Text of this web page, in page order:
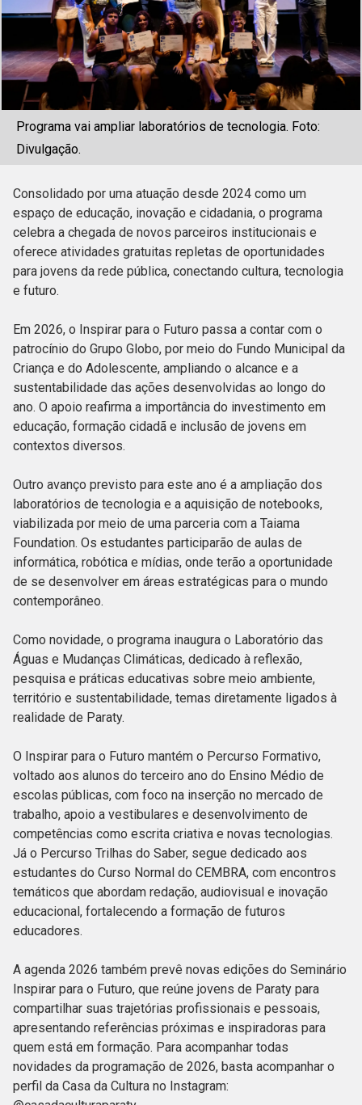
Programa vai ampliar laboratórios de tecnologia. Foto:
Divulgação.
Consolidado por uma atuação desde 2024 como um
espaço de educação, inovação e cidadania, o programa
celebra a chegada de novos parceiros institucionais e
oferece atividades gratuitas repletas de oportunidades
para jovens da rede pública, conectando cultura, tecnologia
e futuro.
Em 2026, o Inspirar para o Futuro passa a contar com o
patrocínio do Grupo Globo, por meio do Fundo Municipal da
Criança e do Adolescente, ampliando o alcance e a
sustentabilidade das ações desenvolvidas ao longo do
ano. O apoio reafirma a importância do investimento em
educação, formação cidadã e inclusão de jovens em
contextos diversos.
Outro avanço previsto para este ano é a ampliação dos
laboratórios de tecnologia e a aquisição de notebooks,
viabilizada por meio de uma parceria com a Taiama
Foundation. Os estudantes participarão de aulas de
informática, robótica e mídias, onde terão a oportunidade
de se desenvolver em áreas estratégicas para o mundo
contemporâneo.
Como novidade, o programa inaugura o Laboratório das
Águas e Mudanças Climáticas, dedicado à reflexão,
pesquisa e práticas educativas sobre meio ambiente,
território e sustentabilidade, temas diretamente ligados à
realidade de Paraty.
O Inspirar para o Futuro mantém o Percurso Formativo,
voltado aos alunos do terceiro ano do Ensino Médio de
escolas públicas, com foco na inserção no mercado de
trabalho, apoio a vestibulares e desenvolvimento de
competências como escrita criativa e novas tecnologias.
Já o Percurso Trilhas do Saber, segue dedicado aos
estudantes do Curso Normal do CEMBRA, com encontros
temáticos que abordam redação, audiovisual e inovação
educacional, fortalecendo a formação de futuros
educadores.
A agenda 2026 também prevê novas edições do Seminário
Inspirar para o Futuro, que reúne jovens de Paraty para
compartilhar suas trajetórias profissionais e pessoais,
apresentando referências próximas e inspiradoras para
quem está em formação. Para acompanhar todas
novidades da programação de 2026, basta acompanhar o
perfil da Casa da Cultura no Instagram: